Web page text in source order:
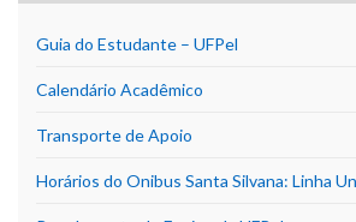
Guia do Estudante – UFPel
Calendário Acadêmico
Transporte de Apoio
Horários do Onibus Santa Silvana: Linha